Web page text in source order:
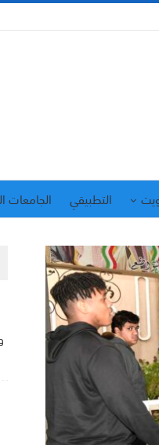
التطبيقي الجامعات